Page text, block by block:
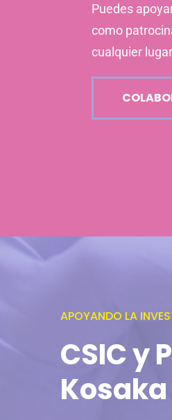
Puedes
como
cualquier
APOYANDO LA
CSIC y
Kosaka